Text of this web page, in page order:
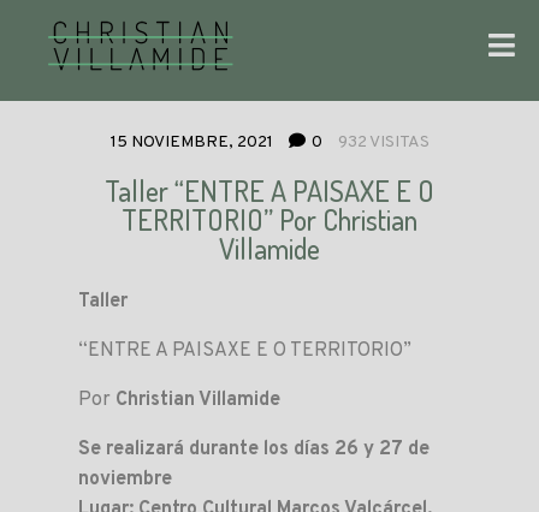
15 NOVIEMBRE, 2021 0 932 VISITAS
Taller “ENTRE A PAISAXE E O
TERRITORIO” Por Christian
Villamide
Taller
“ENTRE A PAISAXE E O TERRITORIO”
Por Christian Villamide
Se realizará durante los días 26 y 27 de
noviembre